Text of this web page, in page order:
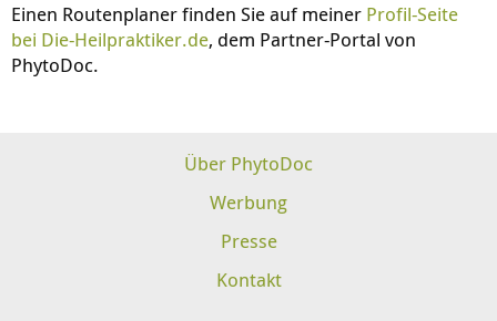
Einen Routenplaner finden Sie auf meiner Profil-Seite
bei Die-Heilpraktiker.de, dem Partner-Portal von
PhytoDoc.
Über PhytoDoc
Werbung
Presse
Kontakt